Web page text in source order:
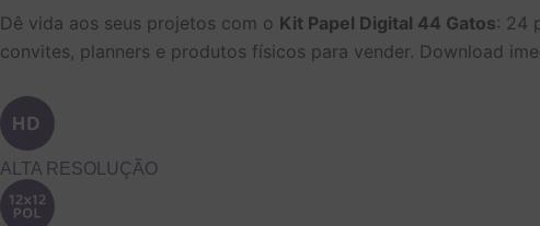
R$ 14,90.R$ 12,90.
Dê vida aos seus projetos com o Kit Papel Digital 44 Gatos: 24
convites, planners e produtos físicos para vender. Download
ALTA RESOLUÇÃO